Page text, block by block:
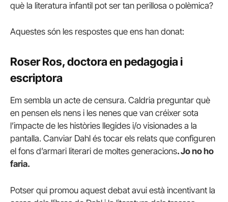
què la literatura infantil pot ser tan perillosa o polèmica?
Aquestes són les respostes que ens han donat:
Roser Ros, doctora en pedagogia i
escriptora
Em sembla un acte de censura. Caldria preguntar què
en pensen els nens i les nenes que van créixer sota
l’impacte de les històries llegides i/o visionades a la
pantalla. Canviar Dahl és tocar els relats que configuren
el fons d’armari literari de moltes generacions. Jo no ho
faria.
Potser qui promou aquest debat avui està incentivant la